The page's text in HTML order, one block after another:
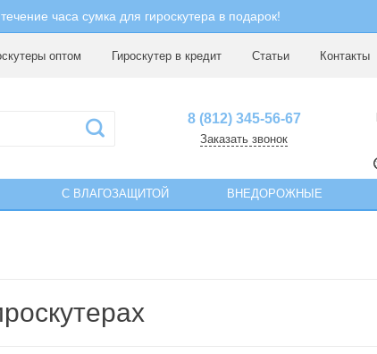
часа сумка для гироскутера в подарок!
оптом Гироскутер в кредит Статьи Контакты
8 (812) 345-56-67
Заказать звонок
С ВЛАГОЗАЩИТОЙ ВНЕДОРОЖНЫЕ